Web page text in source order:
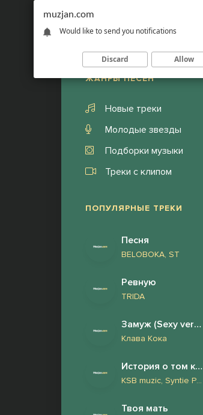
ЖАНРЫ ПЕСЕН
Новые треки
Молодые звезды
Подборки музыки
Треки с клипом
ПОПУЛЯРНЫЕ ТРЕКИ
Песня
BELOBOKA, ST
Ревную
TRIDA
Замуж (Sexy version)
Клава Кока
История о том как у нашего барабанщика Андрея обнаружили фимоз и он сделал обрезание
KSB muzic, Syntie Punk
Твоя мать
muzjan.com
Would like to send you notifications
Discard Allow